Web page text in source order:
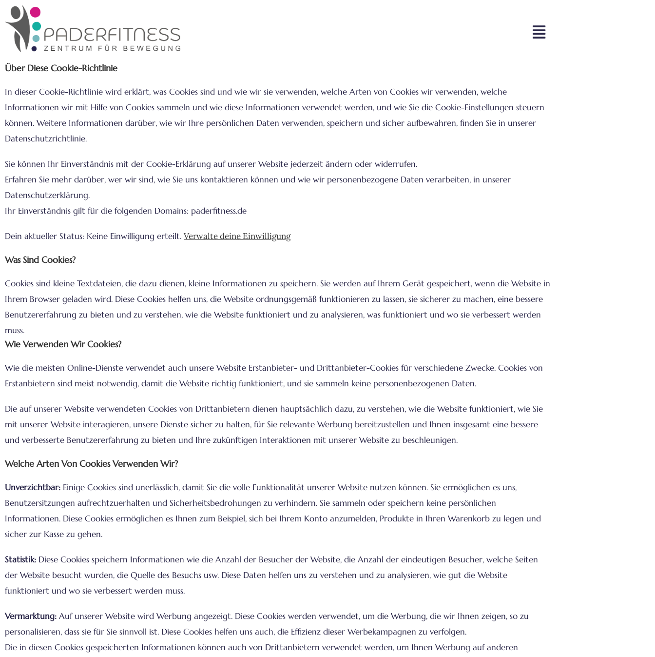
Über Diese Cookie-Richtlinie
In dieser Cookie-Richtlinie wird erklärt, was Cookies sind und wie wir sie verwenden, welche Arten von Cookies wir verwenden, welche
Informationen wir mit Hilfe von Cookies sammeln und wie diese Informationen verwendet werden, und wie Sie die Cookie-Einstellungen steuern
können. Weitere Informationen darüber, wie wir Ihre persönlichen Daten verwenden, speichern und sicher aufbewahren, finden Sie in unserer
Datenschutzrichtlinie.
Sie können Ihr Einverständnis mit der Cookie-Erklärung auf unserer Website jederzeit ändern oder widerrufen.
Erfahren Sie mehr darüber, wer wir sind, wie Sie uns kontaktieren können und wie wir personenbezogene Daten verarbeiten, in unserer
Datenschutzerklärung.
Ihr Einverständnis gilt für die folgenden Domains: paderfitness.de
Dein aktueller Status: Keine Einwilligung erteilt. Verwalte deine Einwilligung
Was Sind Cookies?
Cookies sind kleine Textdateien, die dazu dienen, kleine Informationen zu speichern. Sie werden auf Ihrem Gerät gespeichert, wenn die Website in
Ihrem Browser geladen wird. Diese Cookies helfen uns, die Website ordnungsgemäß funktionieren zu lassen, sie sicherer zu machen, eine bessere
Benutzererfahrung zu bieten und zu verstehen, wie die Website funktioniert und zu analysieren, was funktioniert und wo sie verbessert werden
muss.
Wie Verwenden Wir Cookies?
Wie die meisten Online-Dienste verwendet auch unsere Website Erstanbieter- und Drittanbieter-Cookies für verschiedene Zwecke. Cookies von
Erstanbietern sind meist notwendig, damit die Website richtig funktioniert, und sie sammeln keine personenbezogenen Daten.
Die auf unserer Website verwendeten Cookies von Drittanbietern dienen hauptsächlich dazu, zu verstehen, wie die Website funktioniert, wie Sie
mit unserer Website interagieren, unsere Dienste sicher zu halten, für Sie relevante Werbung bereitzustellen und Ihnen insgesamt eine bessere
und verbesserte Benutzererfahrung zu bieten und Ihre zukünftigen Interaktionen mit unserer Website zu beschleunigen.
Welche Arten Von Cookies Verwenden Wir?
Unverzichtbar: Einige Cookies sind unerlässlich, damit Sie die volle Funktionalität unserer Website nutzen können. Sie ermöglichen es uns,
Benutzersitzungen aufrechtzuerhalten und Sicherheitsbedrohungen zu verhindern. Sie sammeln oder speichern keine persönlichen
Informationen. Diese Cookies ermöglichen es Ihnen zum Beispiel, sich bei Ihrem Konto anzumelden, Produkte in Ihren Warenkorb zu legen und
sicher zur Kasse zu gehen.
Statistik: Diese Cookies speichern Informationen wie die Anzahl der Besucher der Website, die Anzahl der eindeutigen Besucher, welche Seiten
der Website besucht wurden, die Quelle des Besuchs usw. Diese Daten helfen uns zu verstehen und zu analysieren, wie gut die Website
funktioniert und wo sie verbessert werden muss.
Vermarktung: Auf unserer Website wird Werbung angezeigt. Diese Cookies werden verwendet, um die Werbung, die wir Ihnen zeigen, so zu
personalisieren, dass sie für Sie sinnvoll ist. Diese Cookies helfen uns auch, die Effizienz dieser Werbekampagnen zu verfolgen.
Die in diesen Cookies gespeicherten Informationen können auch von Drittanbietern verwendet werden, um Ihnen Werbung auf anderen